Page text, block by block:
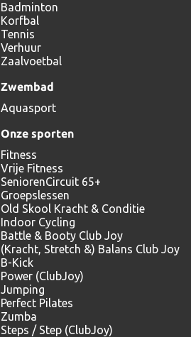
Badminton
Korfbal
Tennis
Verhuur
Zaalvoetbal
Zwembad
Aquasport
Onze sporten
Fitness
Vrije Fitness
SeniorenCircuit 65+
Groepslessen
Old Skool Kracht & Conditie
Indoor Cycling
Battle & Booty Club Joy
(Kracht, Stretch &) Balans Club Joy
B-Kick
Power (ClubJoy)
Jumping
Perfect Pilates
Zumba
Steps / Step (ClubJoy)